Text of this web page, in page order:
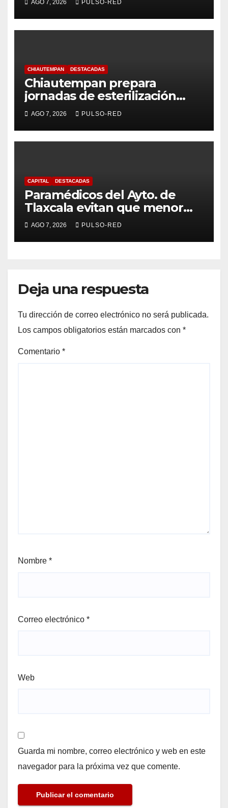
Tlaxcalteca”
AGO 7, 2026 PULSO-RED
CHIAUTEMPAN DESTACADAS
Chiautempan prepara
jornadas de esterilización
para perros y gatos
AGO 7, 2026 PULSO-RED
CAPITAL DESTACADAS
Paramédicos del Ayto. de
Tlaxcala evitan que menor
sufra complicaciones por
hipotermia tras caer en una
cisterna
AGO 7, 2026 PULSO-RED
Deja una respuesta
Tu dirección de correo electrónico no será publicada.
Los campos obligatorios están marcados con *
Comentario *
Nombre *
Correo electrónico *
Web
Guarda mi nombre, correo electrónico y web en este
navegador para la próxima vez que comente.